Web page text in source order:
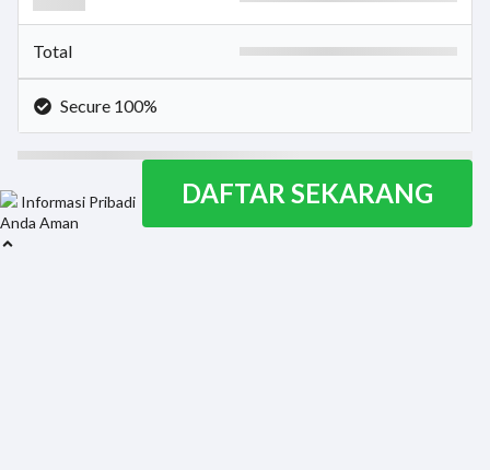
Total
Secure 100%
DAFTAR SEKARANG
Informasi Pribadi
Anda Aman